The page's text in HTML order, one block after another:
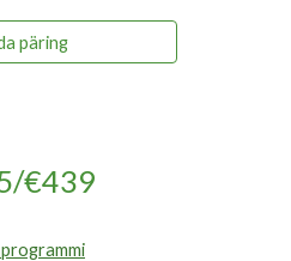
päring
€439